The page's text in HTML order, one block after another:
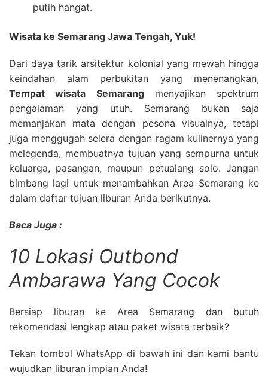
putih hangat.
Wisata ke Semarang Jawa Tengah, Yuk!
Dari daya tarik arsitektur kolonial yang mewah hingga
keindahan alam perbukitan yang menenangkan,
Tempat wisata Semarangmenyajikan spektrum
pengalaman yang utuh. Semarang bukan saja
memanjakan mata dengan pesona visualnya, tetapi
juga menggugah selera dengan ragam kulinernya yang
melegenda, membuatnya tujuan yang sempurna untuk
keluarga, pasangan, maupun petualang solo. Jangan
bimbang lagi untuk menambahkan Area Semarang ke
dalam daftar tujuan liburan Anda berikutnya.
Baca Juga :
10 Lokasi Outbond
Ambarawa Yang Cocok
Bersiap liburan ke Area Semarang dan butuh
rekomendasi lengkap atau paket wisata terbaik?
Tekan tombol WhatsApp di bawah ini dan kami bantu
wujudkan liburan impian Anda!